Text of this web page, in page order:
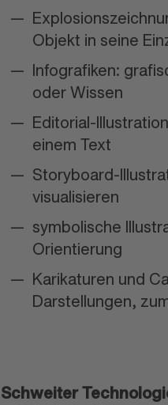
Objekt in seine
Infografiken:
oder Wissen
Editorial-
einem Text
Storyboard-
visualisieren
symbolische
Orientierung
Karikaturen und
Darstellungen,
Schweiter